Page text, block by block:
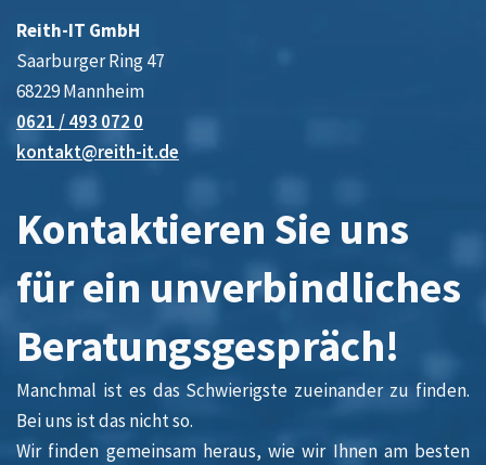
Reith-IT GmbH
Saarburger Ring 47
68229 Mannheim
0621 / 493 072 0
kontakt@reith-it.de
Kontaktieren Sie uns
für ein unverbindliches
Beratungsgespräch!
Manchmal ist es das Schwierigste zueinander zu finden.
Bei uns ist das nicht so.
Wir finden gemeinsam heraus, wie wir Ihnen am besten